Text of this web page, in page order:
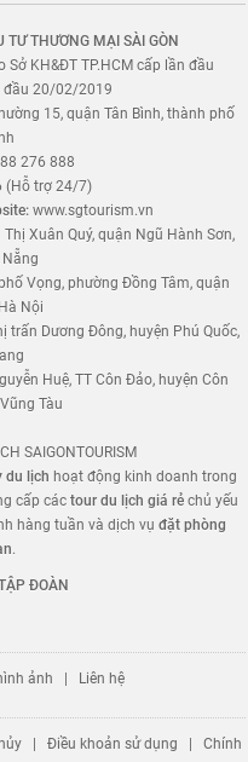
THƯƠNG MẠI SÀI GÒN
KH&ĐT TP.HCM cấp lần đầu
20/02/2019
15, quận Tân Bình, thành phố
276 888
(Hỗ trợ 24/7)
www.sgtourism.vn
Xuân Quý, quận Ngũ Hành Sơn,
Vọng, phường Đồng Tâm, quận
Nội
trấn Dương Đông, huyện Phú Quốc,
Huệ, TT Côn Đảo, huyện Côn
Tàu
SAIGONTOURISM
du lịch hoạt động kinh doanh trong
cấp cáctour du lịch giá rẻ chủ yếu
hàng tuần và dịch vụđặt phòng
.
ĐOÀN
ảnh Liên hệ
|Điều khoản sử dụng |Chính